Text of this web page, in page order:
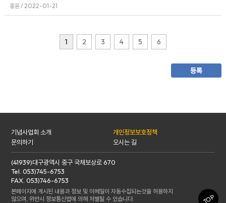
홍윤 / 2022-01-21
1 2 3 4 5 6
기념사업회 소개
개인정보보호정책
문의하기
오시는 길
(41939)대구광역시 중구 국채보상로 670
Tel. 053)745-6753
FAX. 053)746-6753
본페이지에 게시된 내용과 정보 및 이메일이 자동수집되는것을 허용하지
않으며, 위반시 정보통신법에 의해 처벌될 수 있습니다.
TOP